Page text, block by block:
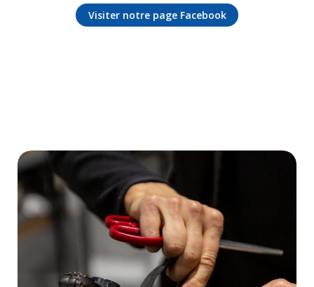
Visiter notre page Facebook